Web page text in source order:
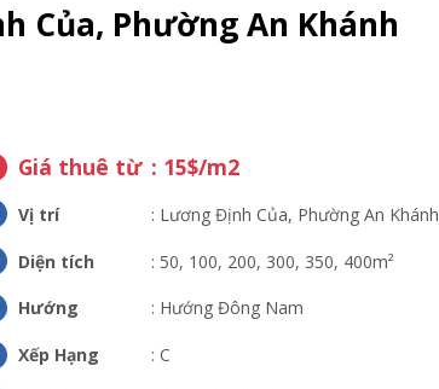
Của, Phường An Khánh
Giá thuê từ : 15$/m2
Vị trí : Lương Định Của, Phường An Khánh
Diện tích : 50, 100, 200, 300, 350, 400m²
Hướng : Hướng Đông Nam
Xếp Hạng : C